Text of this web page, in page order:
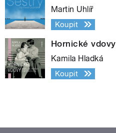
Martin Uhlíř
Koupit
Hornické vdovy
Kamila Hladká
Koupit